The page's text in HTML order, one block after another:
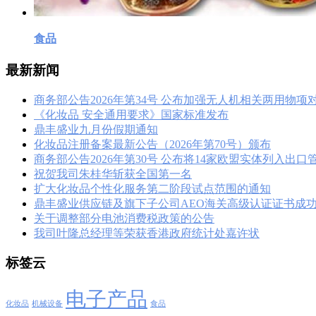
食品
最新新闻
商务部公告2026年第34号 公布加强无人机相关两用物项
《化妆品 安全通用要求》国家标准发布
鼎丰盛业九月份假期通知
化妆品注册备案最新公告（2026年第70号）颁布
商务部公告2026年第30号 公布将14家欧盟实体列入出口
祝贺我司朱桂华斩获全国第一名
扩大化妆品个性化服务第二阶段试点范围的通知
鼎丰盛业供应链及旗下子公司AEO海关高级认证证书成
关于调整部分电池消费税政策的公告
我司叶隆总经理等荣获香港政府统计处嘉许状
标签云
化妆品 机械设备 电子产品 食品